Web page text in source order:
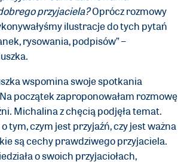
przyjaciela?Oprócz rozmowy
ilustracje do tych pytań
rysowania, podpisów” –
wspomina swoje spotkania
Na początek zaproponowałam rozmowę
Michalina z chęcią podjęła temat.
tym, czym jest przyjaźń, czy jest ważna
są cechy prawdziwego przyjaciela.
o swoich przyjaciołach,